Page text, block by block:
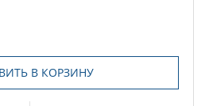
В КОРЗИНУ